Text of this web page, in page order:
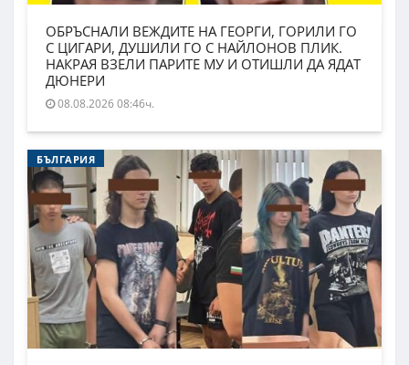
ОБРЪСНАЛИ ВЕЖДИТЕ НА ГЕОРГИ, ГОРИЛИ ГО
С ЦИГАРИ, ДУШИЛИ ГО С НАЙЛОНОВ ПЛИК.
НАКРАЯ ВЗЕЛИ ПАРИТЕ МУ И ОТИШЛИ ДА ЯДАТ
ДЮНЕРИ
08.08.2026 08:46ч.
БЪЛГАРИЯ